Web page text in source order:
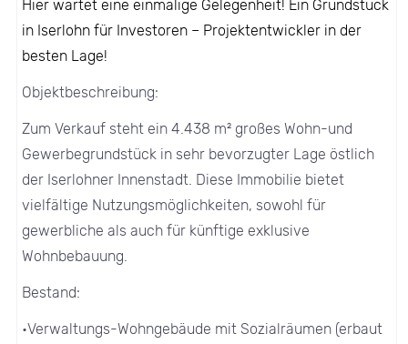
Hier wartet eine einmalige Gelegenheit! Ein Grundstück
in Iserlohn für Investoren – Projektentwickler in der
besten Lage!
Objektbeschreibung:
Zum Verkauf steht ein 4.438 m² großes Wohn-und
Gewerbegrundstück in sehr bevorzugter Lage östlich
der Iserlohner Innenstadt. Diese Immobilie bietet
vielfältige Nutzungsmöglichkeiten, sowohl für
gewerbliche als auch für künftige exklusive
Wohnbebauung.
Bestand:
•Verwaltungs-Wohngebäude mit Sozialräumen (erbaut